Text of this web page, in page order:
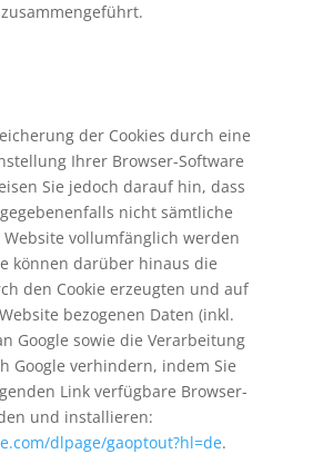
der Cookies durch eine
Ihrer Browser-Software
Sie jedoch darauf hin, dass
nicht sämtliche
vollumfänglich werden
können darüber hinaus die
den Cookie erzeugten und auf
bezogenen Daten (inkl.
Google sowie die Verarbeitung
Google verhindern, indem Sie
Link verfügbare Browser-
und installieren:
dlpage/gaoptout?hl=de.